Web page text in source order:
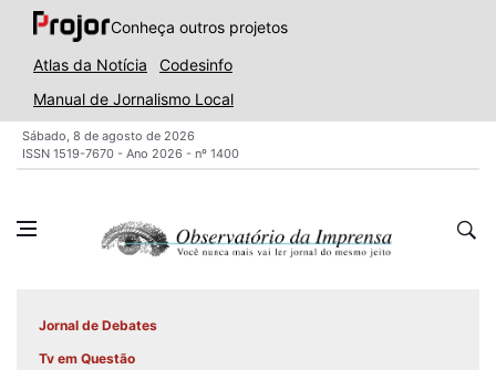
Conheça outros projetos
Atlas da Notícia
Codesinfo
Manual de Jornalismo Local
Sábado, 8 de agosto de 2026
ISSN 1519-7670 - Ano 2026 - nº 1400
Jornal de Debates
Tv em Questão